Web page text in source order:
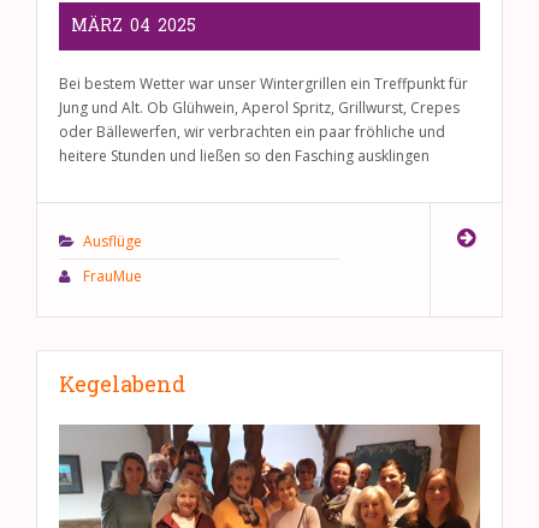
MÄRZ 04 2025
Bei bestem Wetter war unser Wintergrillen ein Treffpunkt für
Jung und Alt. Ob Glühwein, Aperol Spritz, Grillwurst, Crepes
oder Bällewerfen, wir verbrachten ein paar fröhliche und
heitere Stunden und ließen so den Fasching ausklingen
Ausflüge
FrauMue
Kegelabend